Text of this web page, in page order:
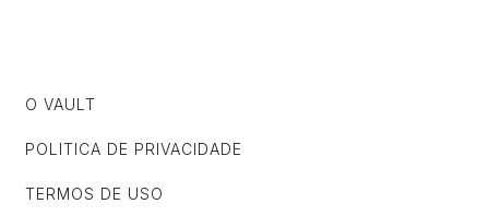
O VAULT
POLITICA DE PRIVACIDADE
TERMOS DE USO